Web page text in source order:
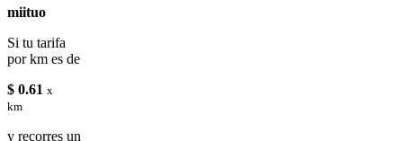
miituo
Si tu tarifa
por km es de
$ 0.61 x
km
y recorres un